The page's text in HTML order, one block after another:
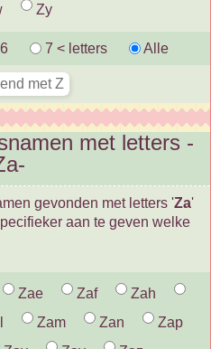
Zy
6 7 < letters Alle
met letters -
gevonden met letters 'Za'
aan te geven welke
Zae Zaf
Zah
Zam Zan
Zap